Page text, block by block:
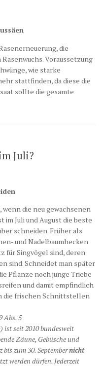
die
Voraussetzung
wie starke
stattfinden, da diese die
sollte die gesamte
Juli?
die neu gewachsenen
im Juli und August die beste
schneiden. Früher als
und Nadelbaumhecken
für Singvögel sind, deren
sind. Schneidet man später
Pflanze noch junge Triebe
und damit empfindlich
die frischen Schnittstellen
Abs. 5
ist seit 2010 bundesweit
Zäune, Gebüsche und
zum 30. Septembernicht
werden dürfen. Jederzeit